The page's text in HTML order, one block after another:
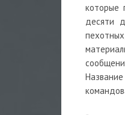
которые
десяти